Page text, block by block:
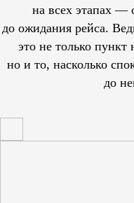
на всех этапах —
до ожидания рейса.
это не только пункт
но и то, насколько
до